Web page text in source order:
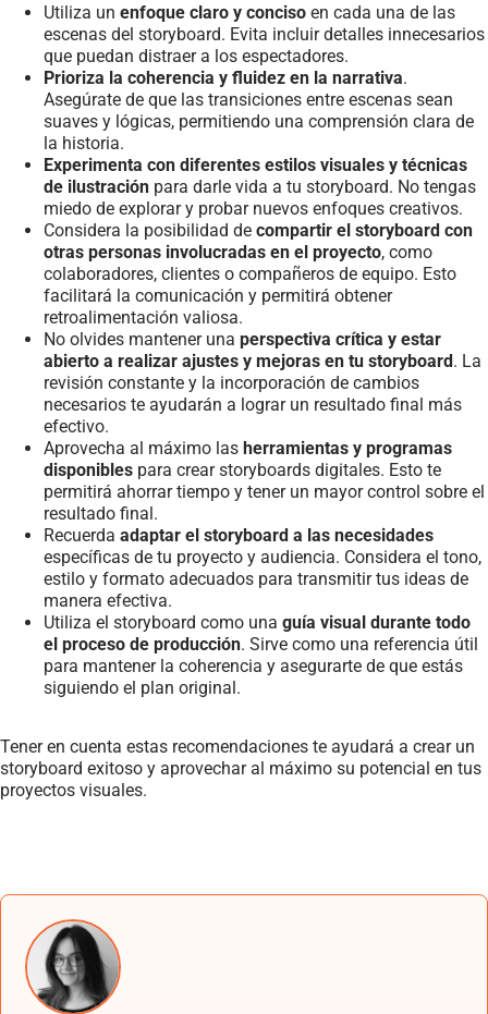
Utiliza un enfoque claro y conciso en cada una de las
escenas del storyboard. Evita incluir detalles innecesarios
que puedan distraer a los espectadores.
Prioriza la coherencia y fluidez en la narrativa.
Asegúrate de que las transiciones entre escenas sean
suaves y lógicas, permitiendo una comprensión clara de
la historia.
Experimenta con diferentes estilos visuales y técnicas
de ilustración para darle vida a tu storyboard. No tengas
miedo de explorar y probar nuevos enfoques creativos.
Considera la posibilidad de compartir el storyboard con
otras personas involucradas en el proyecto, como
colaboradores, clientes o compañeros de equipo. Esto
facilitará la comunicación y permitirá obtener
retroalimentación valiosa.
No olvides mantener una perspectiva crítica y estar
abierto a realizar ajustes y mejoras en tu storyboard. La
revisión constante y la incorporación de cambios
necesarios te ayudarán a lograr un resultado final más
efectivo.
Aprovecha al máximo las herramientas y programas
disponibles para crear storyboards digitales. Esto te
permitirá ahorrar tiempo y tener un mayor control sobre el
resultado final.
Recuerda adaptar el storyboard a las necesidades
específicas de tu proyecto y audiencia. Considera el tono,
estilo y formato adecuados para transmitir tus ideas de
manera efectiva.
Utiliza el storyboard como una guía visual durante todo
el proceso de producción. Sirve como una referencia útil
para mantener la coherencia y asegurarte de que estás
siguiendo el plan original.
Tener en cuenta estas recomendaciones te ayudará a crear un
storyboard exitoso y aprovechar al máximo su potencial en tus
proyectos visuales.